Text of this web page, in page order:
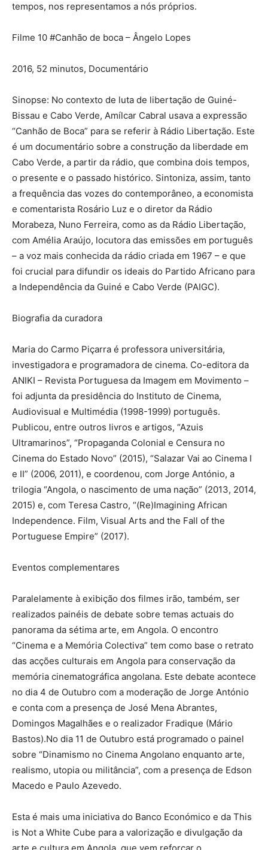
tempos, nos representamos a nós próprios.
Filme 10 #Canhão de boca – Ângelo Lopes
2016, 52 minutos, Documentário
Sinopse: No contexto de luta de libertação de Guiné-
Bissau e Cabo Verde, Amílcar Cabral usava a expressão
“Canhão de Boca” para se referir à Rádio Libertação. Este
é um documentário sobre a construção da liberdade em
Cabo Verde, a partir da rádio, que combina dois tempos,
o presente e o passado histórico. Sintoniza, assim, tanto
a frequência das vozes do contemporâneo, a economista
e comentarista Rosário Luz e o diretor da Rádio
Morabeza, Nuno Ferreira, como as da Rádio Libertação,
com Amélia Araújo, locutora das emissões em português
– a voz mais conhecida da rádio criada em 1967 – e que
foi crucial para difundir os ideais do Partido Africano para
a Independência da Guiné e Cabo Verde (PAIGC).
Biografia da curadora
Maria do Carmo Piçarra é professora universitária,
investigadora e programadora de cinema. Co-editora da
ANIKI – Revista Portuguesa da Imagem em Movimento –
foi adjunta da presidência do Instituto de Cinema,
Audiovisual e Multimédia (1998-1999) português.
Publicou, entre outros livros e artigos, “Azuis
Ultramarinos”, “Propaganda Colonial e Censura no
Cinema do Estado Novo” (2015), “Salazar Vai ao Cinema I
e II” (2006, 2011), e coordenou, com Jorge António, a
trilogia “Angola, o nascimento de uma nação” (2013, 2014,
2015) e, com Teresa Castro, “(Re)Imagining African
Independence. Film, Visual Arts and the Fall of the
Portuguese Empire” (2017).
Eventos complementares
Paralelamente à exibição dos filmes irão, também, ser
realizados painéis de debate sobre temas actuais do
panorama da sétima arte, em Angola. O encontro
“Cinema e a Memória Colectiva” tem como base o retrato
das acções culturais em Angola para conservação da
memória cinematográfica angolana. Este debate acontece
no dia 4 de Outubro com a moderação de Jorge António
e conta com a presença de José Mena Abrantes,
Domingos Magalhães e o realizador Fradique (Mário
Bastos).No dia 11 de Outubro está programado o painel
sobre “Dinamismo no Cinema Angolano enquanto arte,
realismo, utopia ou militância”, com a presença de Edson
Macedo e Paulo Azevedo.
Esta é mais uma iniciativa do Banco Económico e da This
is Not a White Cube para a valorização e divulgação da